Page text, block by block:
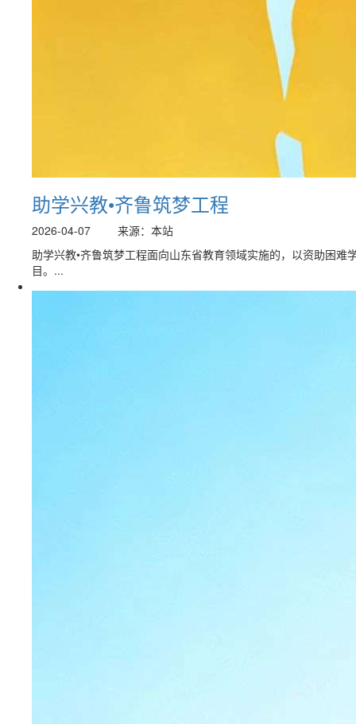
助学兴教•齐鲁筑梦工程
2026-04-07
来源：本站
助学兴教•齐鲁筑梦工程面向山东省教育领域实施的，以资助困
目。...